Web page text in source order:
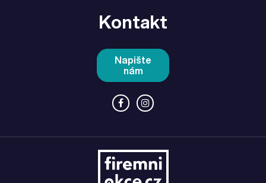
Kontakt
Napište
nám